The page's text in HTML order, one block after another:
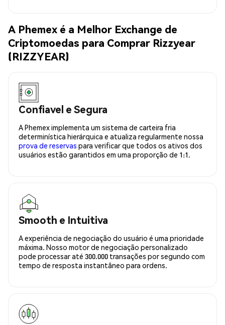
A Phemex é a Melhor Exchange de
Criptomoedas para Comprar Rizzyear
(RIZZYEAR)
Confiavel e Segura
A Phemex implementa um sistema de carteira fria
determinística hierárquica e atualiza regularmente nossa
prova de reservas para verificar que todos os ativos dos
usuários estão garantidos em uma proporção de 1:1.
Smooth e Intuitiva
A experiência de negociação do usuário é uma prioridade
máxima. Nosso motor de negociação personalizado
pode processar até 300.000 transações por segundo com
tempo de resposta instantâneo para ordens.